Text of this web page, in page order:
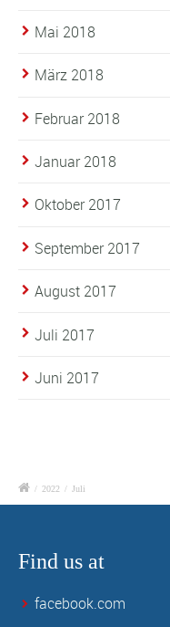
Mai 2018
März 2018
Februar 2018
Januar 2018
Oktober 2017
September 2017
August 2017
Juli 2017
Juni 2017
/ 2022 / Juli
Find us at
facebook.com